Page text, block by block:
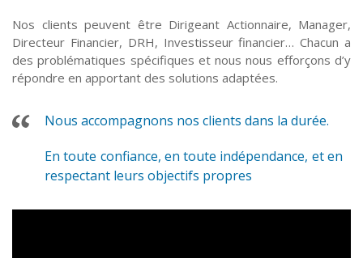
Nos clients peuvent être Dirigeant Actionnaire, Manager,
Directeur Financier, DRH, Investisseur financier… Chacun a
des problématiques spécifiques et nous nous efforçons d’y
répondre en apportant des solutions adaptées.
Nous accompagnons nos clients dans la durée.
En toute confiance, en toute indépendance, et en
respectant leurs objectifs propres